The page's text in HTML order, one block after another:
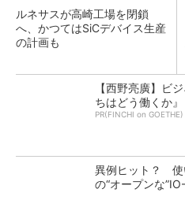
ルネサスが高崎工場を閉鎖
へ、かつてはSiCデバイス生産
の計画も
【西野亮廣】ビ
ちはどう働くか』
PR(FINCHI on GOETHE)
異例ヒット？ 使
の“オープンな